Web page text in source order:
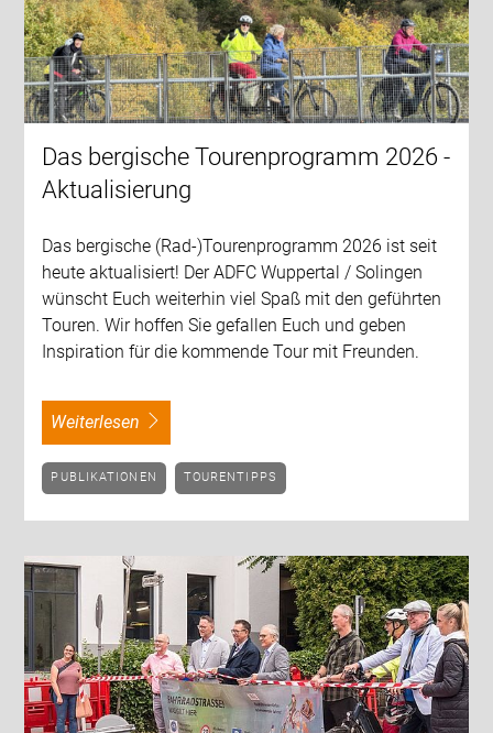
Das bergische Tourenprogramm 2026 -
Aktualisierung
Das bergische (Rad-)Tourenprogramm 2026 ist seit
heute aktualisiert! Der ADFC Wuppertal / Solingen
wünscht Euch weiterhin viel Spaß mit den geführten
Touren. Wir hoffen Sie gefallen Euch und geben
Inspiration für die kommende Tour mit Freunden.
weiterlesen
PUBLIKATIONEN TOURENTIPPS